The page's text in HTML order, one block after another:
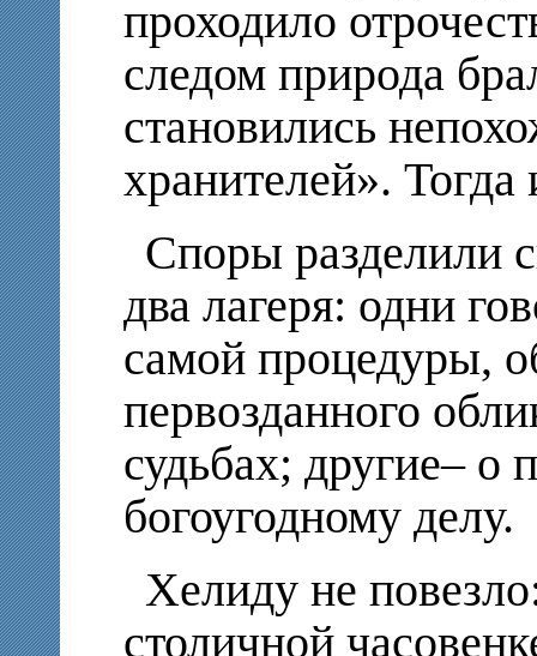
проходило
следом природа
становились
хранителей».
Споры разделили
два лагеря: одни
самой процедуры,
первозданного
судьбах; другие– о
богоугодному делу.
Хелиду не
столичной